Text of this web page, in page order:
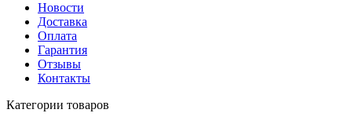
Новости
Доставка
Оплата
Гарантия
Отзывы
Контакты
Категории товаров